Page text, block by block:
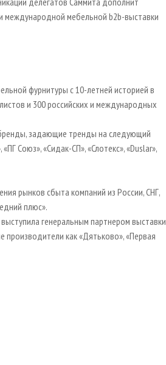
международной мебельной b2b-выставки
фурнитуры с 10-летней историей в
и 300 российских и международных
задающие тренды на следующий
Союз», «Сидак-СП», «Слотекс», «Duslar»,
рынков сбыта компаний из России, СНГ,
плюс».
генеральным партнером выставки
производители как «Дятьково», «Первая